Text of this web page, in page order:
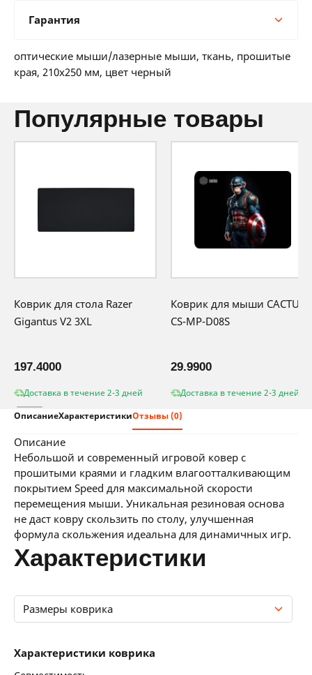
12 мес:3 BYN/мес
36 мес:1 BYN/мес
Гарантия
12 месяцев официальной гарантии от
производителя
оптические мыши/лазерные мыши, ткань, прошитые
края, 210x250 мм, цвет черный
популярные товары
Коврик для стола Razer
Gigantus V2 3XL
197.4000
Доставка в течение 2-3 дней
Коврик для мыши CACTUS
CS-MP-D08S
29.9900
Доставка в течение 2-3 дней
ОписаниеХарактеристикиОтзывы (0)
описание
Небольшой и современный игровой ковер с
прошитыми краями и гладким влагоотталкивающим
покрытием Speed для максимальной скорости
перемещения мыши. Уникальная резиновая основа
не даст ковру скользить по столу, улучшенная
формула скольжения идеальна для динамичных игр.
характеристики
Размеры коврика
Размеры коврика
Характеристики коврика